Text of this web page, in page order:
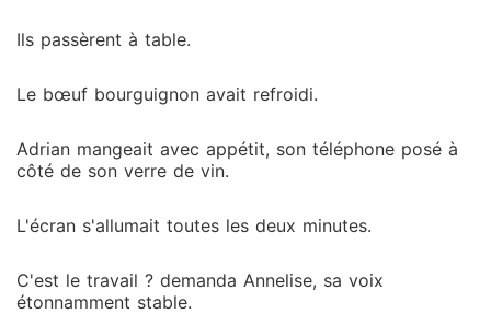
Ils passèrent à table.
Le bœuf bourguignon avait refroidi.
Adrian mangeait avec appétit, son téléphone posé à
côté de son verre de vin.
L'écran s'allumait toutes les deux minutes.
C'est le travail ? demanda Annelise, sa voix
étonnamment stable.